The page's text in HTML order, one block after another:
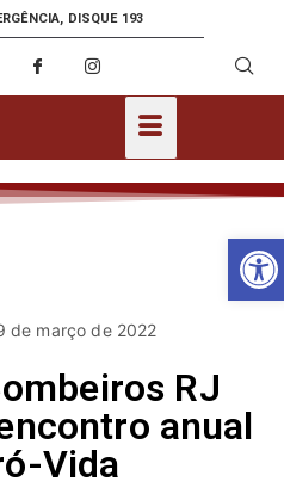
DISQUE 193
de março de 2022
RJ
anual
Vida